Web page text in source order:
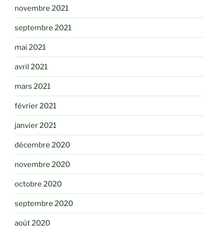
novembre 2021
septembre 2021
mai 2021
avril 2021
mars 2021
février 2021
janvier 2021
décembre 2020
novembre 2020
octobre 2020
septembre 2020
août 2020